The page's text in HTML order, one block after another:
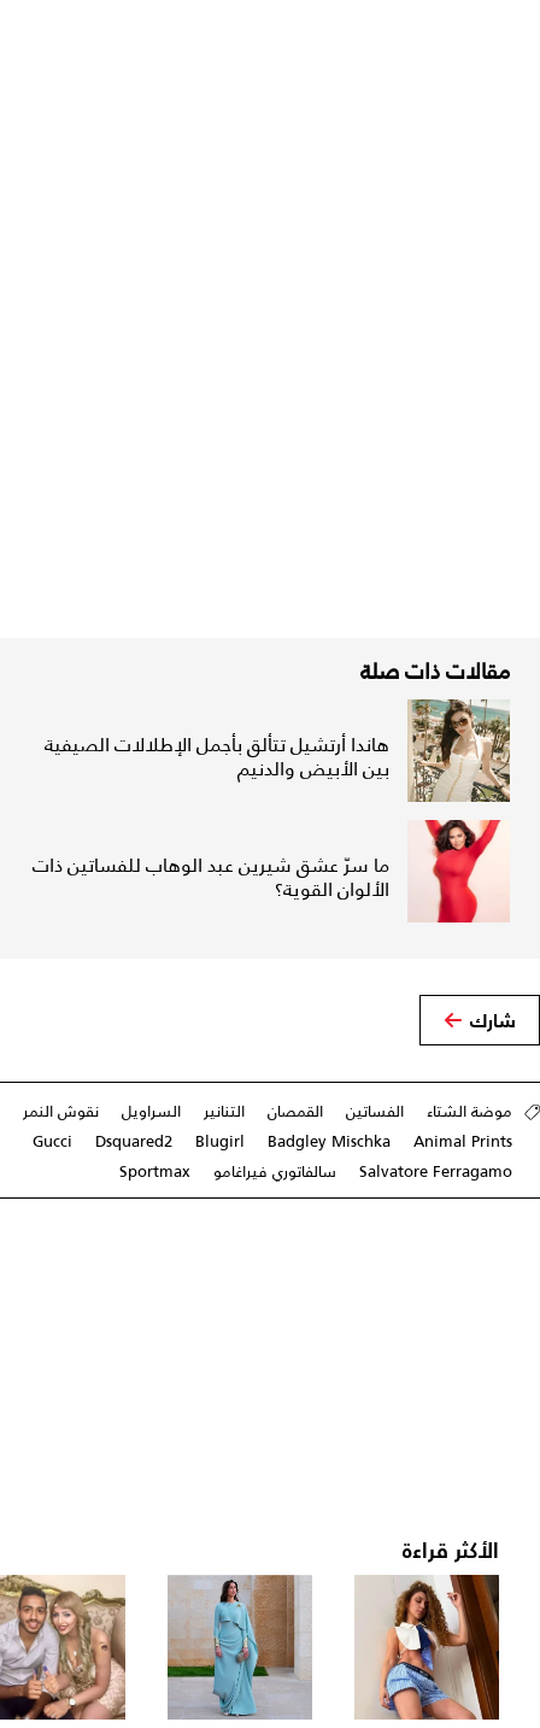
مقالات ذات صلة
هاندا أرتشيل تتألق بأجمل الإطلالات الصيفية
بين الأبيض والدنيم
ما سرّ عشق شيرين عبد الوهاب للفساتين ذات
الألوان القوية؟
شارك
موضة الشتاء الفساتين القمصان التنانير السراويل
نقوش النمر
Animal Prints
Badgley Mischka
Blugirl
Dsquared2
Gucci
Salvatore Ferragamo
سالفاتوري فيراغامو Sportmax
الأكثر قراءة